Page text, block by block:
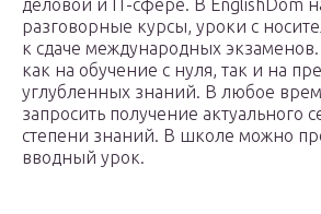
деловой и IT-сфере. В EnglishDom
разговорные курсы, уроки с
к сдаче международных
как на обучение с нуля, так и на
углубленных знаний. В любое
запросить получение актуального
степени знаний. В школе можно
вводный урок.